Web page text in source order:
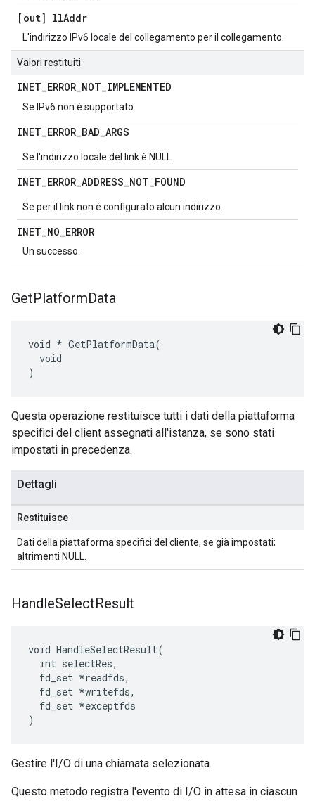
[out] llAddr
L'indirizzo IPv6 locale del collegamento per il collegamento.
Valori restituiti
INET_ERROR_NOT_IMPLEMENTED
Se IPv6 non è supportato.
INET_ERROR_BAD_ARGS
Se l'indirizzo locale del link è NULL.
INET_ERROR_ADDRESS_NOT_FOUND
Se per il link non è configurato alcun indirizzo.
INET_NO_ERROR
Un successo.
GetPlatformData
void * GetPlatformData(
  void
)
Questa operazione restituisce tutti i dati della piattaforma
specifici del client assegnati all'istanza, se sono stati
impostati in precedenza.
Dettagli
Restituisce
Dati della piattaforma specifici del cliente, se già impostati;
altrimenti NULL.
HandleSelectResult
void HandleSelectResult(
  int selectRes,
  fd_set *readfds,
  fd_set *writefds,
  fd_set *exceptfds
)
Gestire l'I/O di una chiamata selezionata.
Questo metodo registra l'evento di I/O in attesa in ciascun